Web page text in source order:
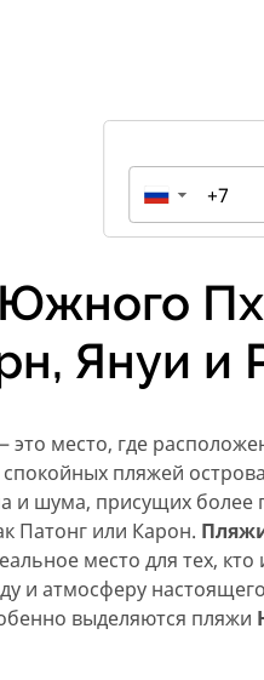
▼
Януи и
это место, где
пляжей
и шума, присущих более
Патонг или Карон.
место для тех,
и атмосферу
выделяются пляжи